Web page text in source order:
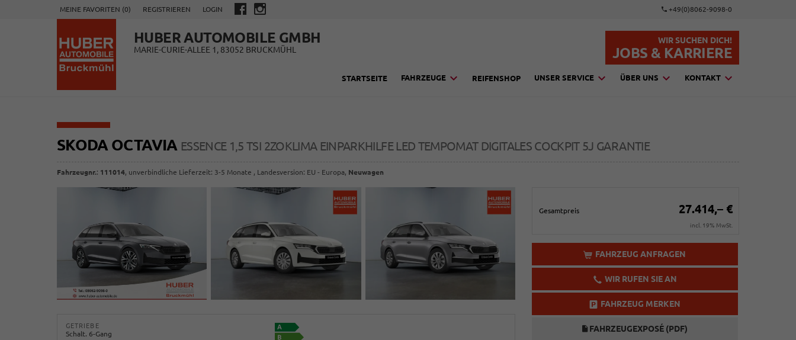
MEINE FAVORITEN (0) REGISTRIEREN LOGIN +49(0)8062-9098-0
HUBER AUTOMOBILE GMBH
MARIE-CURIE-ALLEE 1, 83052 BRUCKMÜHL
WIR SUCHEN DICH!
JOBS & KARRIERE
STARTSEITE FAHRZEUGE REIFENSHOP UNSER SERVICE ÜBER UNS KONTAKT
SKODA OCTAVIA ESSENCE 1,5 TSI 2ZOKLIMA EINPARKHILFE LED TEMPOMAT DIGITALES COCKPIT 5J GARANTIE
Fahrzeugnr.: 111014, unverbindliche Lieferzeit: 3-5 Monate , Landesversion: EU - Europa, Neuwagen
Gesamtpreis 27.414,– €
incl. 19% MwSt.
FAHRZEUG ANFRAGEN
WIR RUFEN SIE AN
FAHRZEUG MERKEN
FAHRZEUGEXPOSÉ (PDF)
GETRIEBE
Schalt. 6-Gang